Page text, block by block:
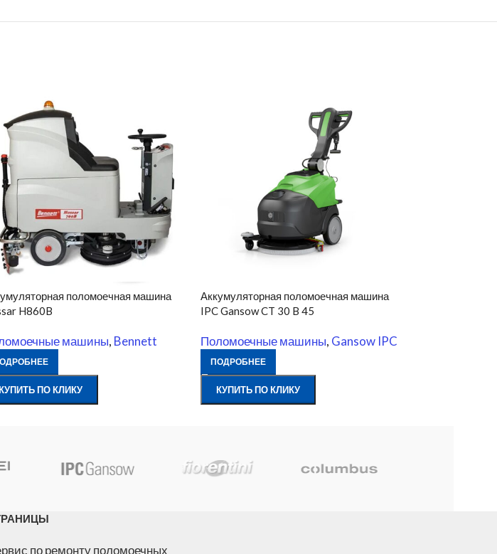
поломоечная машина
H860B
машины, Bennett
ПО КЛИКУ
Аккумуляторная поломоечная машина
IPC Gansow CT 30 B 45
Поломоечные машины, Gansow IPC
ПОДРОБНЕЕ
КУПИТЬ ПО КЛИКУ
по ремонту поломоечных